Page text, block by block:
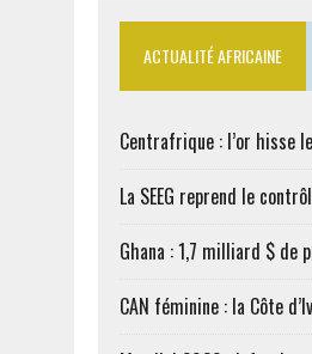
ACTUALITÉ AFRICAINE
Centrafrique : l’or hisse
La SEEG reprend le
Ghana : 1,7 milliard $ de
CAN féminine : la Côte